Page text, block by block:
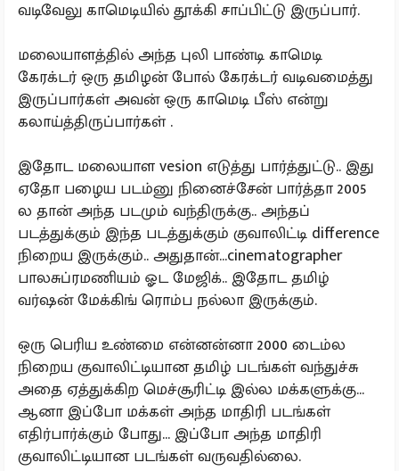
வடிவேலு காமெடியில் தூக்கி சாப்பிட்டு இருப்பார்.
மலையாளத்தில் அந்த புலி பாண்டி காமெடி
கேரக்டர் ஒரு தமிழன் போல் கேரக்டர் வடிவமைத்து
இருப்பார்கள் அவன் ஒரு காமெடி பீஸ் என்று
கலாய்த்திருப்பார்கள் .
இதோட மலையாள vesion எடுத்து பார்த்துட்டு.. இது
ஏதோ பழைய படம்னு நினைச்சேன் பார்த்தா 2005
ல தான் அந்த படமும் வந்திருக்கு.. அந்தப்
படத்துக்கும் இந்த படத்துக்கும் குவாலிட்டி difference
நிறைய இருக்கும்.. அதுதான்...cinematographer
பாலசுப்ரமணியம் ஓட மேஜிக்.. இதோட தமிழ்
வர்ஷன் மேக்கிங் ரொம்ப நல்லா இருக்கும்.
ஒரு பெரிய உண்மை என்னன்னா 2000 டைம்ல
நிறைய குவாலிட்டியான தமிழ் படங்கள் வந்துச்சு
அதை ஏத்துக்கிற மெச்சூரிட்டி இல்ல மக்களுக்கு...
ஆனா இப்போ மக்கள் அந்த மாதிரி படங்கள்
எதிர்பார்க்கும் போது... இப்போ அந்த மாதிரி
குவாலிட்டியான படங்கள் வருவதில்லை.